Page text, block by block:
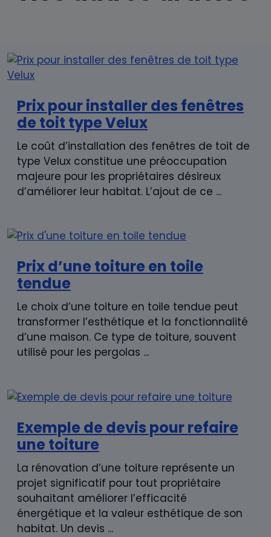
Prix pour installer des fenêtres
de toit type Velux
Le coût d’installation des fenêtres de toit de
type Velux constitue une préoccupation
majeure pour les propriétaires désireux
d’améliorer leur habitat. L’ajout de ce ...
Prix d’une toiture en toile
tendue
Le choix d’une toiture en toile tendue peut
transformer l’esthétique et la fonctionnalité
d’une maison. Ce type de toiture, souvent
utilisé pour les pergolas ...
Exemple de devis pour refaire
une toiture
La rénovation d’une toiture représente un
projet significatif pour tout propriétaire
souhaitant améliorer l’efficacité
énergétique et la valeur esthétique de son
habitat. Un devis ...